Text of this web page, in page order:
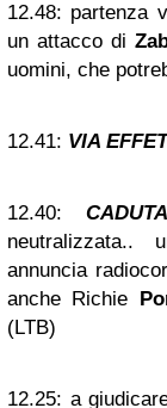
12.48: partenza
un attacco di
uomini, che
12.41: VIA
12.40: CADUTA
neutralizzata..
annuncia
anche Richie
(LTB)
12.25: a